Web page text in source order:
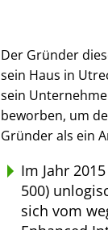
Der Gründer
sein Haus in
sein
beworben, um
Gründer als ein
Im Jahr
500)
sich vom